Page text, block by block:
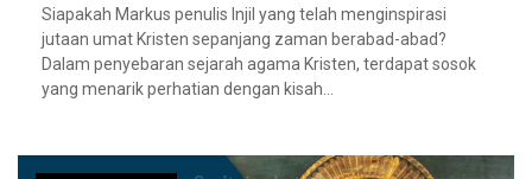
Siapakah Markus penulis Injil yang telah menginspirasi
jutaan umat Kristen sepanjang zaman berabad-abad?
Dalam penyebaran sejarah agama Kristen, terdapat sosok
yang menarik perhatian dengan kisah…